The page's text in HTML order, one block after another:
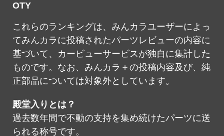
OTY
これらのランキングは、みんカラユーザーによっ
てみんカラに投稿されたパーツレビューの内容に
基づいて、カービューサービスが独自に集計した
ものです。なお、みんカラ＋の投稿内容及び、純
正部品については対象外としています。
殿堂入りとは？
過去数年間で不動の支持を集め続けたパーツに送
られる称号です。